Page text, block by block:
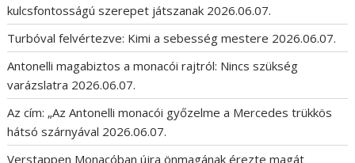
kulcsfontosságú szerepet játszanak 2026.06.07.
Turbóval felvértezve: Kimi a sebesség mestere 2026.06.07.
Antonelli magabiztos a monacói rajtról: Nincs szükség
varázslatra 2026.06.07.
Az cím: „Az Antonelli monacói győzelme a Mercedes trükkös
hátsó szárnyával 2026.06.07.
Verstappen Monacóban újra önmagának érezte magát